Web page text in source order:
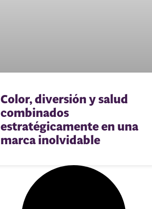
Color, diversión y salud
combinados
estratégicamente en una
marca inolvidable